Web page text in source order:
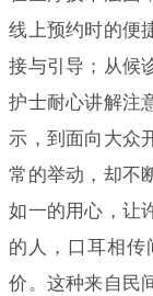
线上预约时的便
接与引导；从候
护士耐心讲解注
示，到面向大众
常的举动，却不
如一的用心，让
的人，口耳相
价。这种来自民